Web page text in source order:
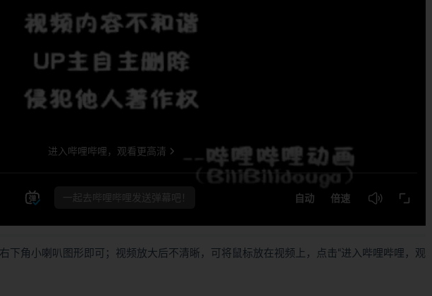
下角小喇叭图形即可；视频放大后不清晰，可将鼠标放在视频上，点击“进入哔哩哔哩，观